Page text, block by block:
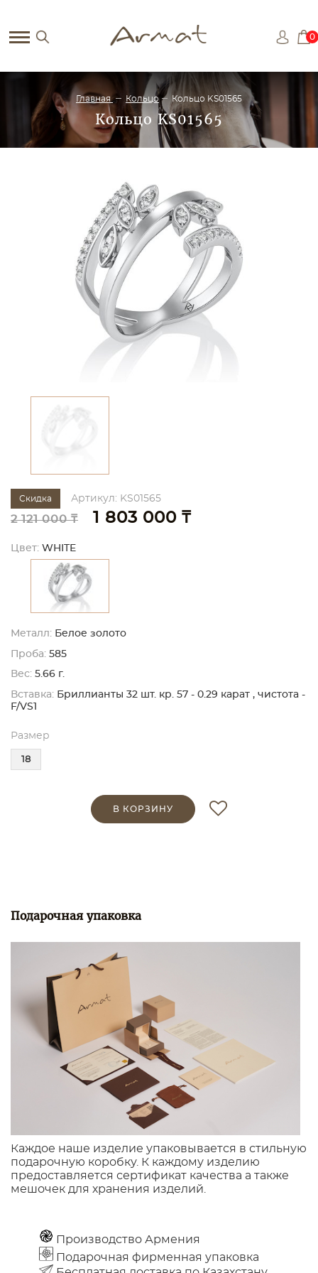
0
Главная Кольцо Кольцо KS01565
Кольцо KS01565
Скидка Артикул: KS01565
2 121 000 ₸ 1 803 000 ₸
Цвет: WHITE
Металл: Белое золото
Проба: 585
Вес: 5.66 г.
Вставка: Бриллианты 32 шт. кр. 57 - 0.29 карат , чистота -
F/VS1
Размер
18
В КОРЗИНУ
Подарочная упаковка
Каждое наше изделие упаковывается в стильную
подарочную коробку. К каждому изделию
предоставляется сертификат качества а также
мешочек для хранения изделий.
Производство Армения
Подарочная фирменная упаковка